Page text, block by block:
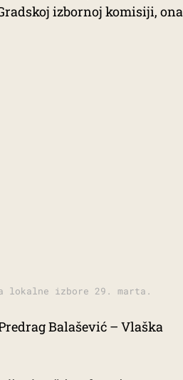
izbornoj komisiji, ona
lokalne izbore 29. marta.
Balašević – Vlaška